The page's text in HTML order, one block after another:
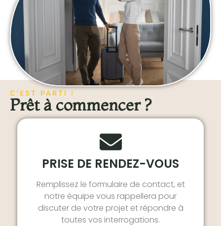
C'EST PARTI !
Prêt à commencer ?
PRISE DE RENDEZ-VOUS
Remplissez le formulaire de contact, et
notre équipe vous rappellera pour
discuter de votre projet et répondre à
toutes vos interrogations.